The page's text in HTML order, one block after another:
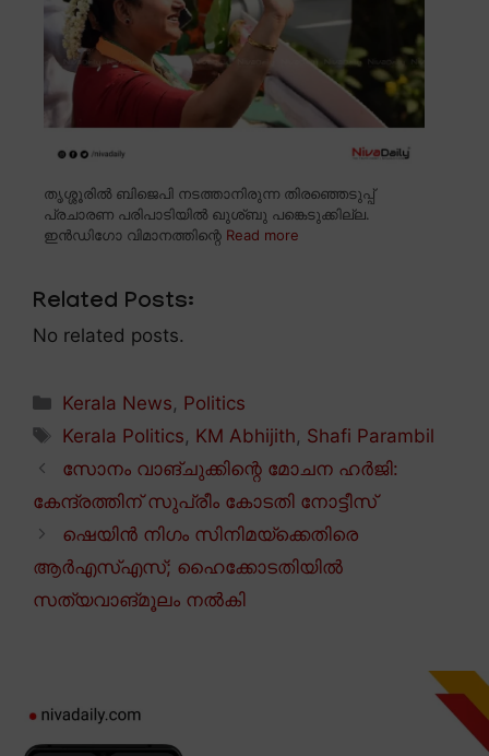
തൃശ്ശൂരിൽ ബിജെപി നടത്താനിരുന്ന തിരഞ്ഞെടുപ്പ്
പ്രചാരണ പരിപാടിയിൽ ഖുശ്ബു പങ്കെടുക്കില്ല.
ഇൻഡിഗോ വിമാനത്തിന്റെ Read more
Related Posts:
No related posts.
Categories
Kerala News, Politics
Tags
Kerala Politics, KM Abhijith, Shafi Parambil
സോനം വാങ്ചുക്കിന്റെ മോചന ഹർജി:
കേന്ദ്രത്തിന് സുപ്രീം കോടതി നോട്ടീസ്
ഷെയിൻ നിഗം സിനിമയ്ക്കെതിരെ
ആർഎസ്എസ്; ഹൈക്കോടതിയിൽ
സത്യവാങ്മൂലം നൽകി